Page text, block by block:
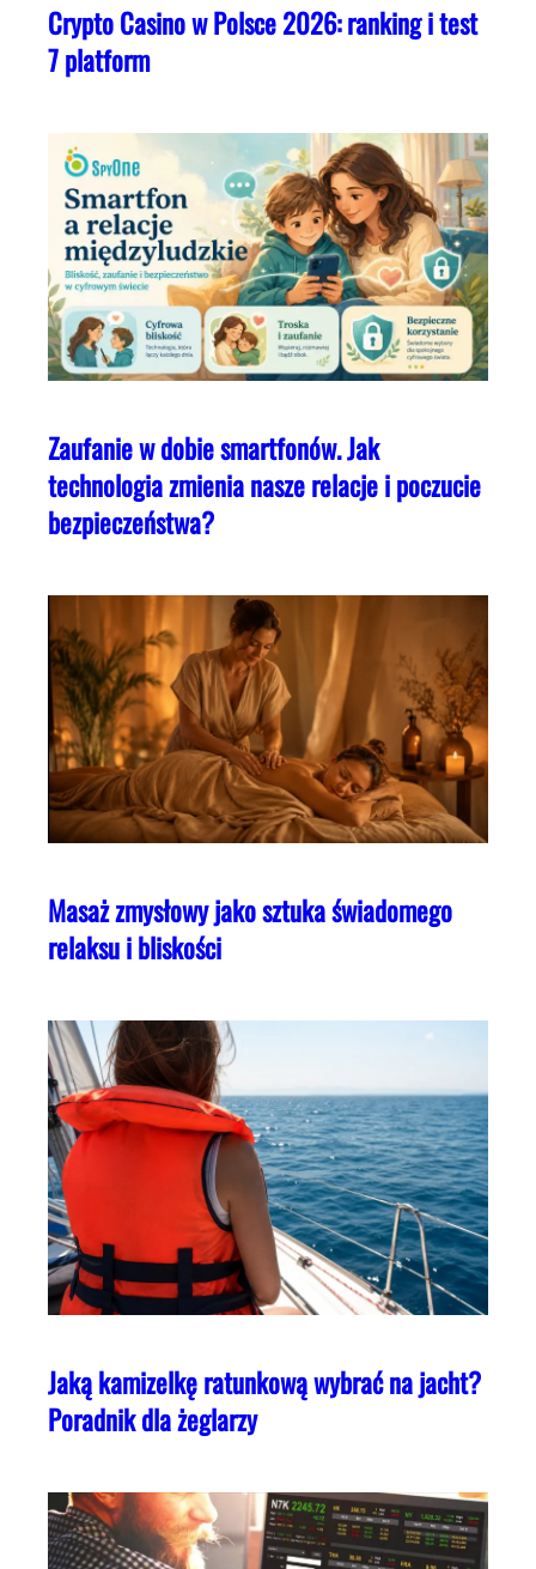
Crypto Casino w Polsce 2026: ranking i test
7 platform
Zaufanie w dobie smartfonów. Jak
technologia zmienia nasze relacje i poczucie
bezpieczeństwa?
Masaż zmysłowy jako sztuka świadomego
relaksu i bliskości
Jaką kamizelkę ratunkową wybrać na jacht?
Poradnik dla żeglarzy